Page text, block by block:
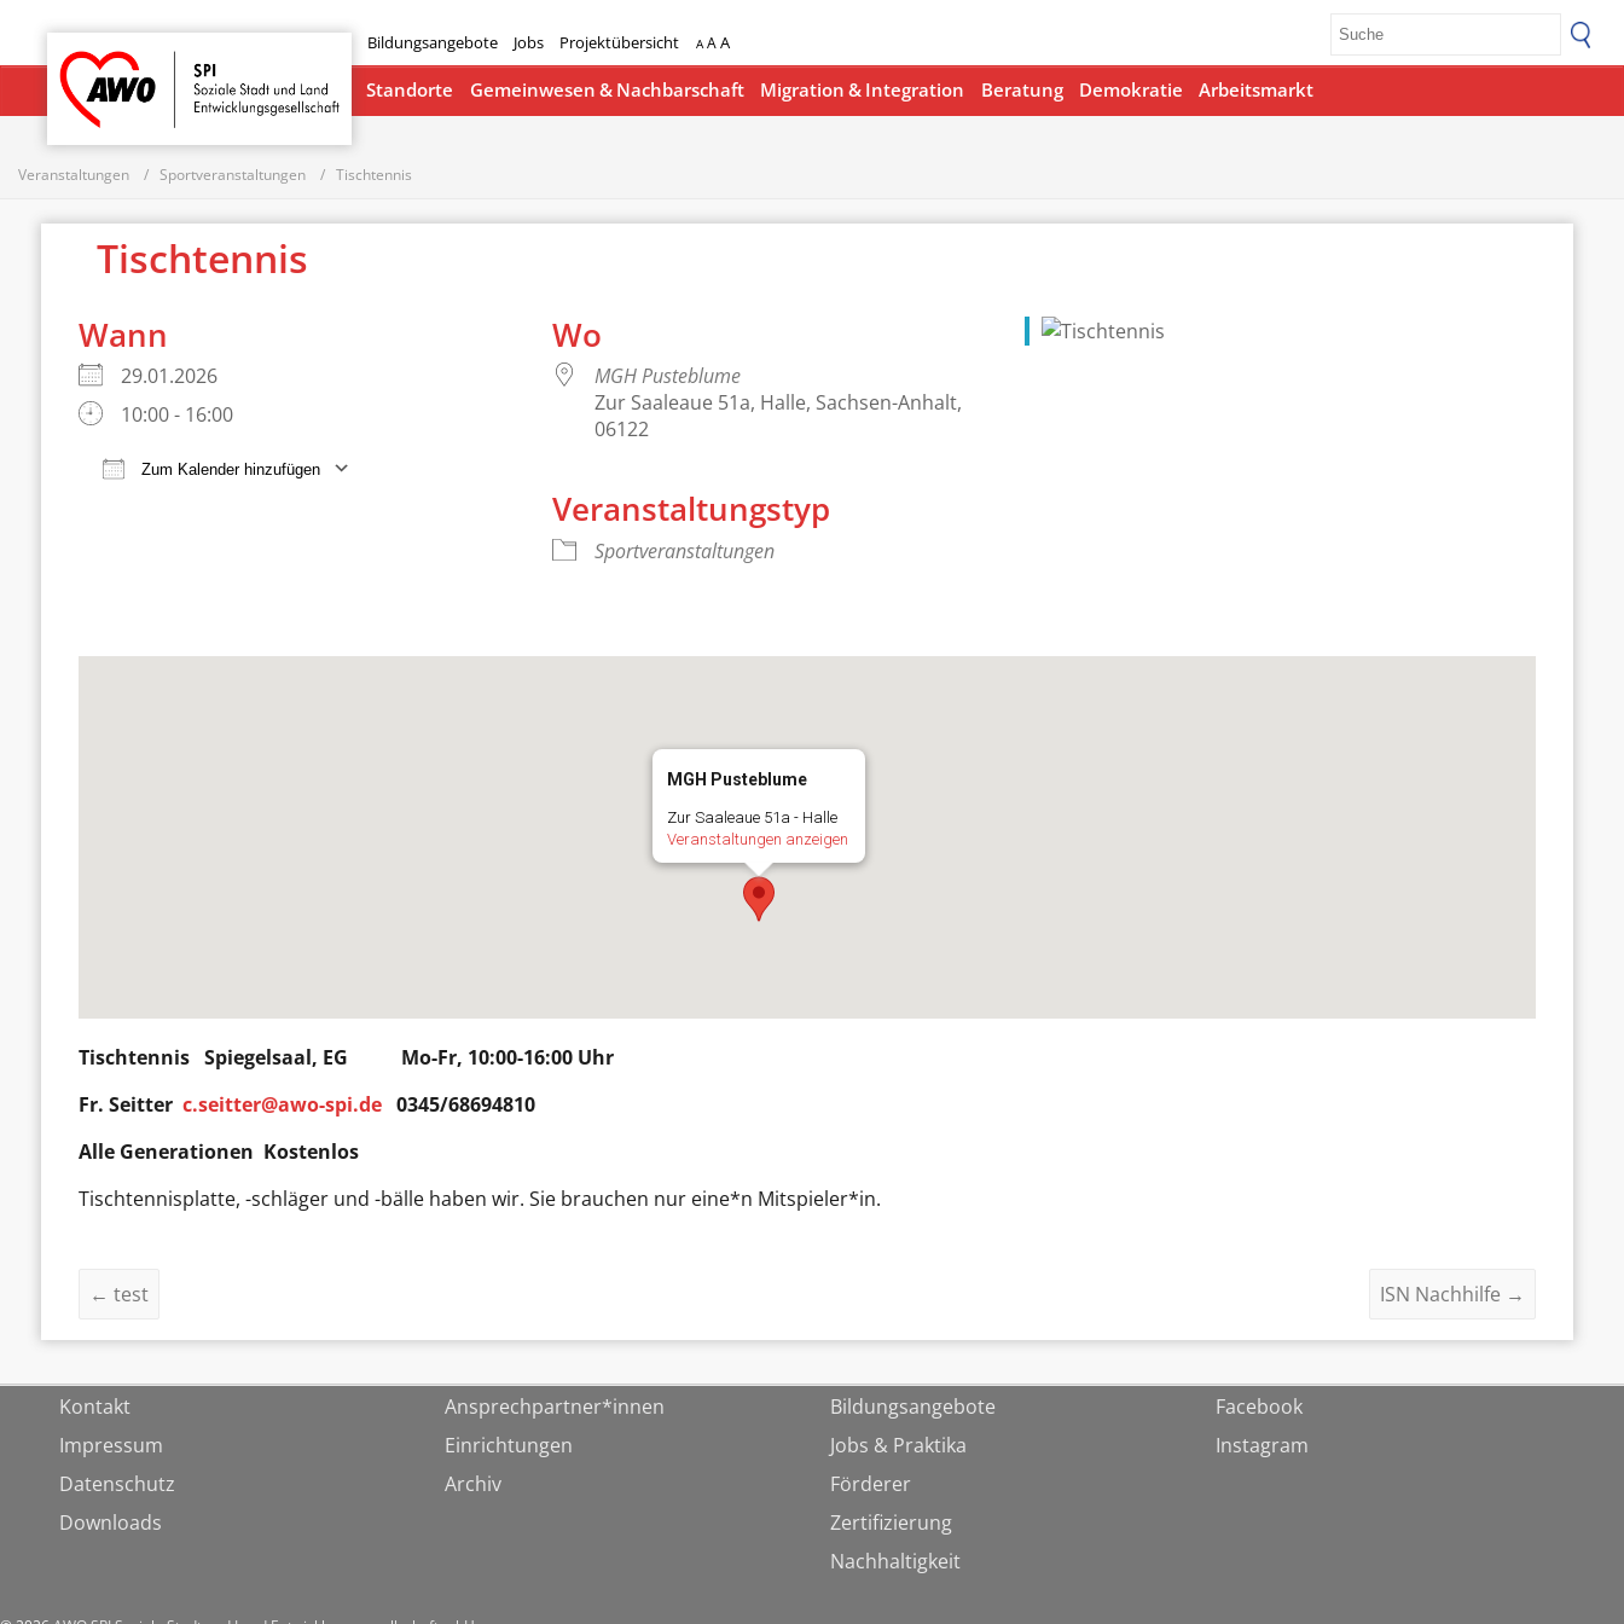
Bildungsangebote Jobs Projektübersicht A AA
Startseite
Standorte Gemeinwesen & Nachbarschaft Migration & Integration Beratung Demokratie Arbeitsmarkt
Veranstaltungen Sportveranstaltungen Tischtennis
Tischtennis
Wann
29.01.2026
10:00 - 16:00
Zum Kalender hinzufügen
Google Kalender iCalendar
Wo
MGH Pusteblume
Zur Saaleaue 51a, Halle, Sachsen-Anhalt,
06122
Veranstaltungstyp
Sportveranstaltungen
MGH Pusteblume
Zur Saaleaue 51a - Halle
Veranstaltungen anzeigen
Tischtennis Spiegelsaal, EG Mo-Fr, 10:00-16:00 Uhr
Fr. Seitterc.seitter@awo-spi.de 0345/68694810
Alle Generationen Kostenlos
Tischtennisplatte, -schläger und -bälle haben wir. Sie brauchen nur eine*n Mitspieler*in.
← test ISN Nachhilfe →
Kontakt
Impressum
Datenschutz
Downloads
Ansprechpartner*innen
Einrichtungen
Archiv
Bildungsangebote
Jobs & Praktika
Förderer
Zertifizierung
Nachhaltigkeit
Facebook
Instagram